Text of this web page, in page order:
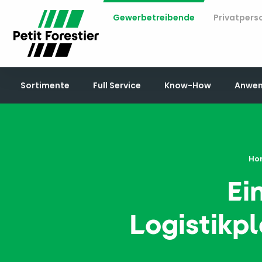
Gewerbetreibende
Sortimente Full Service Know-How